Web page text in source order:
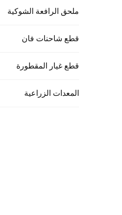
ملحق الرافعة الشوكية
قطع شاحنات فان
قطع غيار المقطورة
المعدات الزراعية